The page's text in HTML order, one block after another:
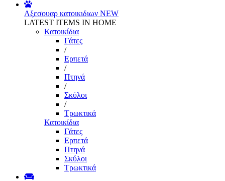
Αξεσουαρ κατοικιδιων NEW
LATEST ITEMS IN HOME
Κατοικίδια
Γάτες
/
Ερπετά
/
Πτηνά
/
Σκύλοι
/
Τρωκτικά
Κατοικίδια
Γάτες
Ερπετά
Πτηνά
Σκύλοι
Τρωκτικά